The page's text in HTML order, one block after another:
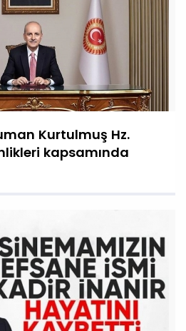
Kurtulmuş Hz.
kapsamında